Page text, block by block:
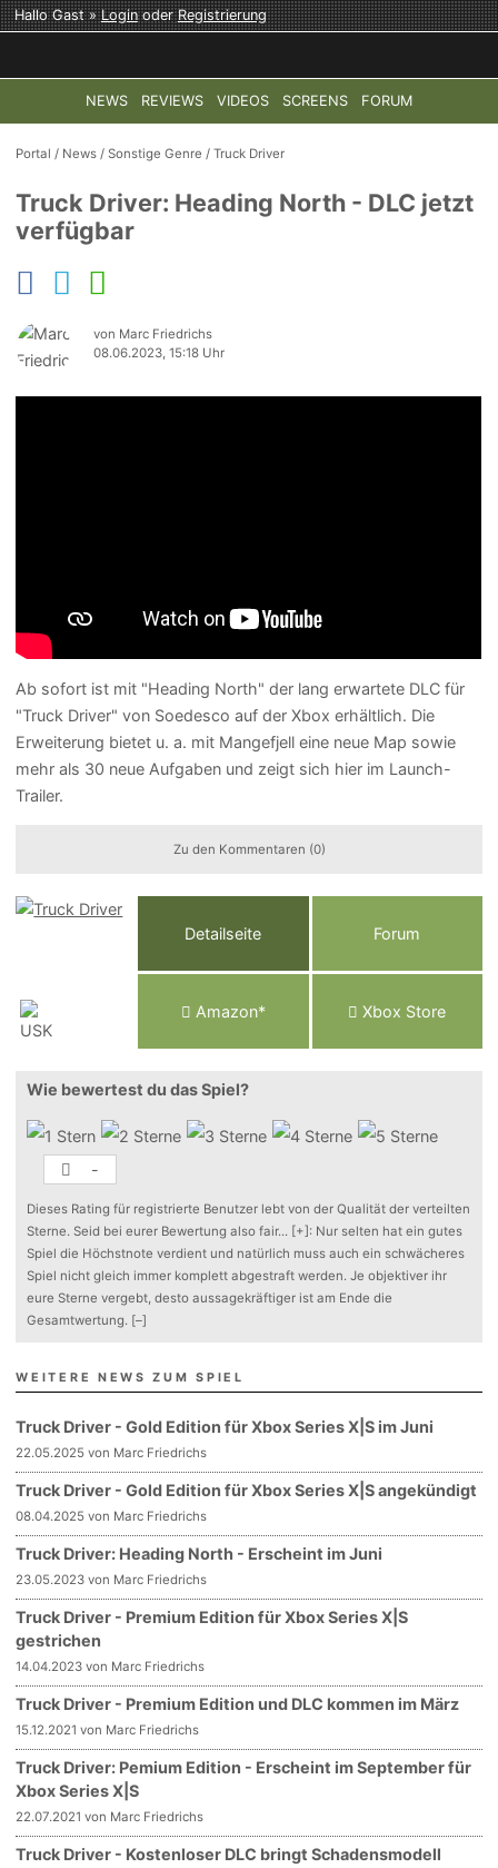
Hallo Gast »LoginoderRegistrierung
NEWS REVIEWS VIDEOS SCREENS FORUM
TOP-THEMEN: COD: MODERN WARFARE 4 HALO:
Portal / News /Sonstige Genre /Truck Driver
Truck Driver: Heading North - DLC jetzt
verfügbar
von Marc Friedrichs
08.06.2023, 15:18 Uhr
Ab sofort ist mit "Heading North" der lang erwartete DLC für
"Truck Driver" von Soedesco auf der Xbox erhältlich. Die
Erweiterung bietet u. a. mit Mangefjell eine neue Map sowie
mehr als 30 neue Aufgaben und zeigt sich hier im Launch-
Trailer.
Zu den Kommentaren (0)
Detailseite Forum
Amazon* Xbox Store
Wie bewertest du das Spiel?
-
Dieses Rating für registrierte Benutzer lebt von der Qualität der verteilten
Sterne. Seid bei eurer Bewertung also fair... [+] : Nur selten hat ein gutes
Spiel die Höchstnote verdient und natürlich muss auch ein schwächeres
Spiel nicht gleich immer komplett abgestraft werden. Je objektiver ihr
eure Sterne vergebt, desto aussagekräftiger ist am Ende die
Gesamtwertung. [–]
WEITERE NEWS ZUM SPIEL
Truck Driver - Gold Edition für Xbox Series X|S im Juni
22.05.2025 von Marc Friedrichs
Truck Driver - Gold Edition für Xbox Series X|S angekündigt
08.04.2025 von Marc Friedrichs
Truck Driver: Heading North - Erscheint im Juni
23.05.2023 von Marc Friedrichs
Truck Driver - Premium Edition für Xbox Series X|S
gestrichen
14.04.2023 von Marc Friedrichs
Truck Driver - Premium Edition und DLC kommen im März
15.12.2021 von Marc Friedrichs
Truck Driver: Pemium Edition - Erscheint im September für
Xbox Series X|S
22.07.2021 von Marc Friedrichs
Truck Driver - Kostenloser DLC bringt Schadensmodell